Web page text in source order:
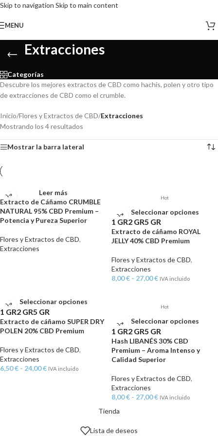
Skip to navigation Skip to main content
MENU
Extracciones
Categorías
Descubre los mejores extractos de CBD como hachís, polen y otro tipo
de extracciones de CBD como el crumble.
Inicio/Flores y Extractos de CBD/Extracciones
Mostrando los 4 resultados
Mostrar la barra lateral
Leer más
Extracto de Cáñamo CRUMBLE
NATURAL 95% CBD Premium –
Potencia y Pureza Superior
Flores y Extractos de CBD,
Extracciones
Hot
Seleccionar opciones
1 GR2 GR5 GR
Extracto de cáñamo ROYAL
JELLY 40% CBD Premium
Flores y Extractos de CBD,
Extracciones
8,00€ - 27,00€ IVA incluido
Seleccionar opciones
1 GR2 GR5 GR
Extracto de cáñamo SUPER DRY
POLEN 20% CBD Premium
Flores y Extractos de CBD,
Extracciones
6,50€ - 24,00€ IVA incluido
Hot
Seleccionar opciones
1 GR2 GR5 GR
Hash LIBANÉS 30% CBD
Premium – Aroma Intenso y
Calidad Superior
Flores y Extractos de CBD,
Extracciones
8,00€ - 27,00€ IVA incluido
Tienda
Lista de deseos